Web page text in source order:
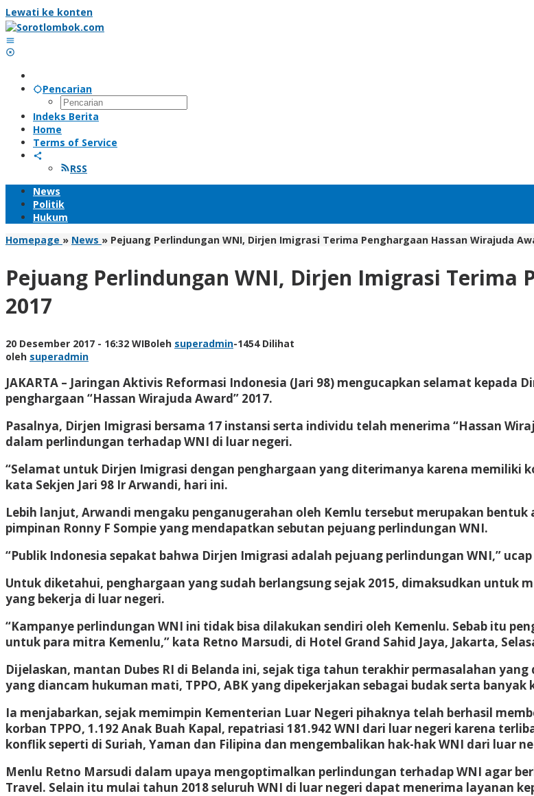
Lewati ke konten
Pencarian
Indeks Berita
Home
Terms of Service
RSS
News
Politik
Hukum
Homepage » News » Pejuang Perlindungan WNI, Dirjen Imigrasi Terima Penghargaan Hassan Wirajuda
Pejuang Perlindungan WNI, Dirjen Imigrasi Terima
2017
20 Desember 2017 - 16:32 WIBoleh superadmin-1454 Dilihat
oleh superadmin
JAKARTA – Jaringan Aktivis Reformasi Indonesia (Jari 98) mengucapkan selamat
penghargaan “Hassan Wirajuda Award” 2017.
Pasalnya, Dirjen Imigrasi bersama 17 instansi serta individu telah menerima “Hassan
dalam perlindungan terhadap WNI di luar negeri.
“Selamat untuk Dirjen Imigrasi dengan penghargaan yang diterimanya karena memiliki
kata Sekjen Jari 98 Ir Arwandi, hari ini.
Lebih lanjut, Arwandi mengaku penganugerahan oleh Kemlu tersebut merupakan
pimpinan Ronny F Sompie yang mendapatkan sebutan pejuang perlindungan WNI.
“Publik Indonesia sepakat bahwa Dirjen Imigrasi adalah pejuang perlindungan WNI,”
Untuk diketahui, penghargaan yang sudah berlangsung sejak 2015, dimaksudkan
yang bekerja di luar negeri.
“Kampanye perlindungan WNI ini tidak bisa dilakukan sendiri oleh Kemenlu. Sebab itu
untuk para mitra Kemenlu,” kata Retno Marsudi, di Hotel Grand Sahid Jaya, Jakarta,
Dijelaskan, mantan Dubes RI di Belanda ini, sejak tiga tahun terakhir permasalahan
yang diancam hukuman mati, TPPO, ABK yang dipekerjakan sebagai budak serta banyak
Ia menjabarkan, sejak memimpin Kementerian Luar Negeri pihaknya telah berhasil
korban TPPO, 1.192 Anak Buah Kapal, repatriasi 181.942 WNI dari luar negeri karena
konflik seperti di Suriah, Yaman dan Filipina dan mengembalikan hak-hak WNI dari luar
Menlu Retno Marsudi dalam upaya mengoptimalkan perlindungan terhadap WNI agar
Travel. Selain itu mulai tahun 2018 seluruh WNI di luar negeri dapat menerima layanan